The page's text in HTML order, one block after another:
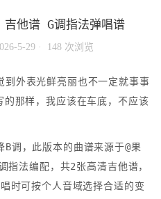
吉他谱 G调指法弹唱谱
5-29 · 148 次浏览
到外表光鲜亮丽也不一定就事事
那样，我应该在车底，不应该
B调，此版本的曲谱来源于@果
指法编配，共2张高清吉他谱，
时可按个人音域选择合适的变